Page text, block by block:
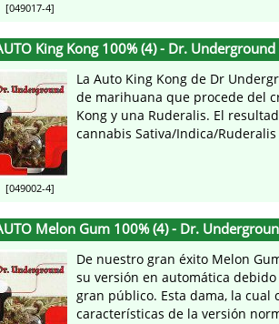
[049017-4]
King Kong 100% (4) - Dr. Underground
[049002-4]
La Auto King Kong de Dr
de marihuana que procede del
Kong y una Ruderalis. El
cannabis Sativa/Indica/
Melon Gum 100% (4) - Dr.
De nuestro gran éxito Melon
su versión en automática
gran público. Esta dama, la cual
características de la versión